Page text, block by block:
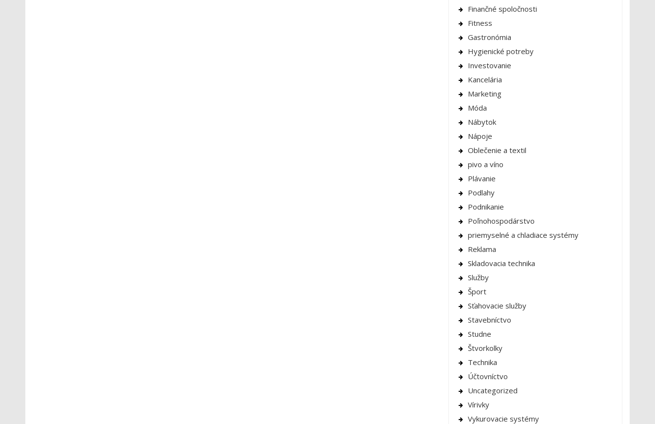
Finančné spoločnosti
Fitness
Gastronómia
Hygienické potreby
Investovanie
Kancelária
Marketing
Móda
Nábytok
Nápoje
Oblečenie a textil
pivo a víno
Plávanie
Podlahy
Podnikanie
Poľnohospodárstvo
priemyselné a chladiace systémy
Reklama
Skladovacia technika
Služby
Šport
Sťahovacie služby
Stavebníctvo
Studne
Štvorkolky
Technika
Účtovníctvo
Uncategorized
Vírivky
Vykurovacie systémy